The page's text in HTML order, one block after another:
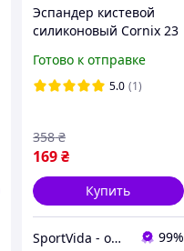
Эспандер кистевой
силиконовый Cornix 23
Готово к отправке
5.0 (1)
169₴
358 ₴
Купить
SportVida - официальный интернет-магазин 99%